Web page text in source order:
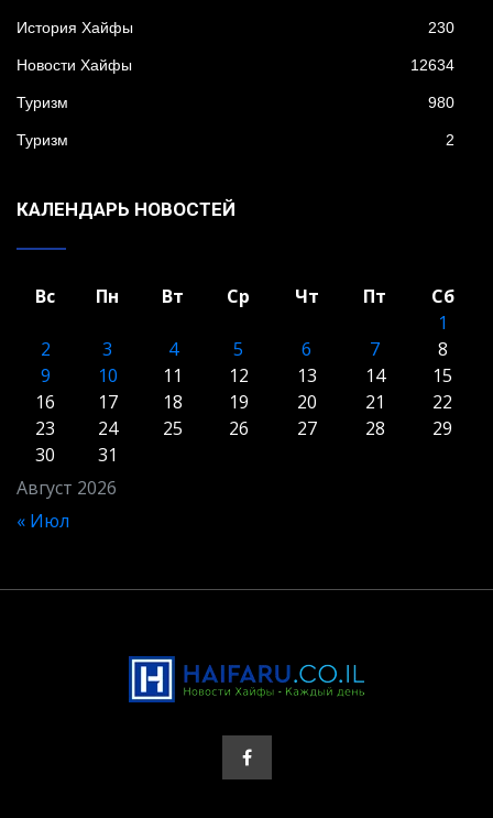
История Хайфы 230
Новости Хайфы 12634
Туризм 980
Туризм 2
КАЛЕНДАРЬ НОВОСТЕЙ
Август 2026
Вс Пн Вт Ср Чт Пт
Сб
1
2
3 4 5 6 7
8
9
10 11 12 13 14
15
16
17 18 19 20 21
22
23
24 25 26 27 28
29
30
31
« Июл